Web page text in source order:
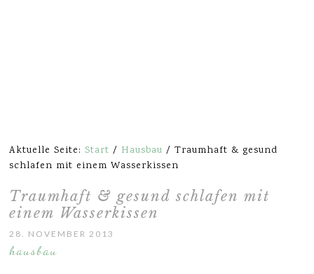
Aktuelle Seite:Start / Hausbau / Traumhaft & gesund
schlafen mit einem Wasserkissen
Traumhaft & gesund schlafen mit
einem Wasserkissen
28. NOVEMBER 2013
hausbau